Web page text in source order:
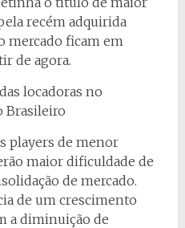
recém adquirida
mercado ficam em
de agora.
players de menor
maior dificuldade de
de mercado.
de um crescimento
a diminuição de